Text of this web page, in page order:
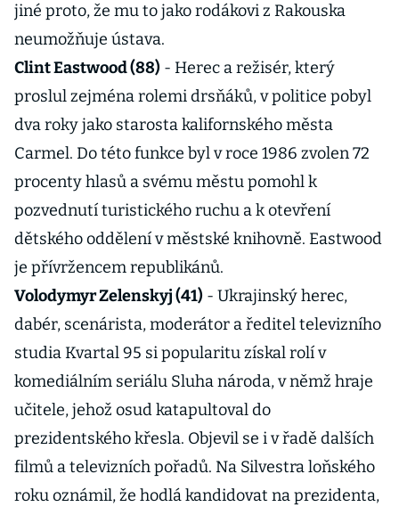
jiné proto, že mu to jako rodákovi z Rakouska
neumožňuje ústava.
Clint Eastwood (88) - Herec a režisér, který
proslul zejména rolemi drsňáků, v politice pobyl
dva roky jako starosta kalifornského města
Carmel. Do této funkce byl v roce 1986 zvolen 72
procenty hlasů a svému městu pomohl k
pozvednutí turistického ruchu a k otevření
dětského oddělení v městské knihovně. Eastwood
je přívržencem republikánů.
Volodymyr Zelenskyj (41) - Ukrajinský herec,
dabér, scenárista, moderátor a ředitel televizního
studia Kvartal 95 si popularitu získal rolí v
komediálním seriálu Sluha národa, v němž hraje
učitele, jehož osud katapultoval do
prezidentského křesla. Objevil se i v řadě dalších
filmů a televizních pořadů. Na Silvestra loňského
roku oznámil, že hodlá kandidovat na prezidenta,